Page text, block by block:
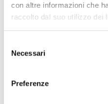
con altre informazioni che
raccolto dal suo utilizzo dei
delNecessari
Preferenze
17 Dicembre 1930 - 25 Maggio